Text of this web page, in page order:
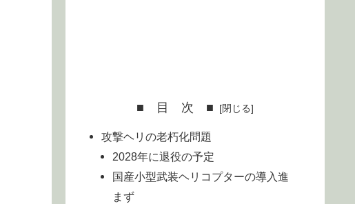
■ 目 次 ■
攻撃ヘリの老朽化問題
2028年に退役の予定
国産小型武装ヘリコプターの導入進
まず